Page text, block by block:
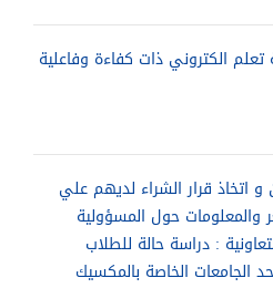
الكتروني ذات كفاءة وفاعلية
اتخاذ قرار الشراء لديهم علي
حول المسؤولية
: دراسة حالة للطلاب
الجامعات الخاصة بالمكسيك